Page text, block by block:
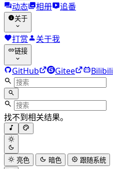
动态 相册 追番
关于
打赏 关于我
链接
GitHub Gitee Bilibili
找不到相关结果。
亮色 暗色 跟随系统